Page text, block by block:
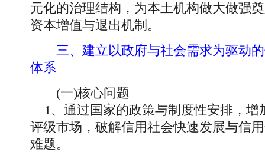
元化的治理结构，为本土机构做大做强
资本增值与退出机制。
三、建立以政府与社会需求为驱动
体系
(一)核心问题
1、通过国家的政策与制度性安排，增
评级市场，破解信用社会快速发展与信
难题。